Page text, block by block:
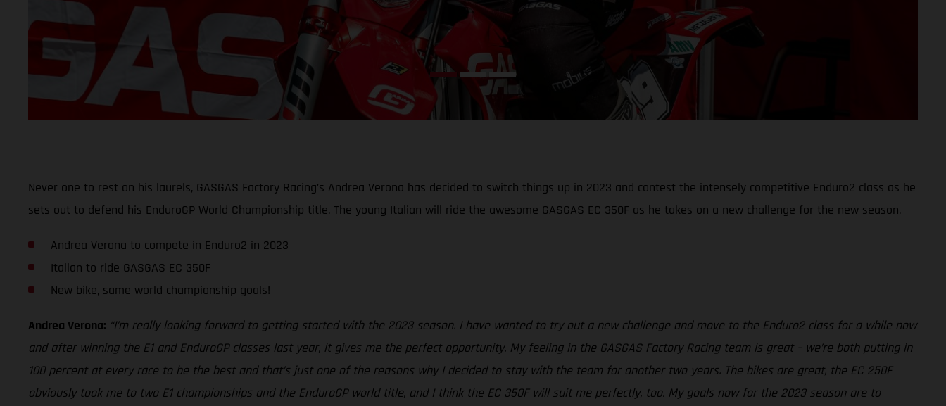
Never one to rest on his laurels, GASGAS Factory Racing’s Andrea Verona has decided to switch things up in 2023 and contest the intensely competitive Enduro2 class as he
sets out to defend his EnduroGP World Championship title. The young Italian will ride the awesome GASGAS EC 350F as he takes on a new challenge for the new season.
Andrea Verona to compete in Enduro2 in 2023
Italian to ride GASGAS EC 350F
New bike, same world championship goals!
Andrea Verona: “I’m really looking forward to getting started with the 2023 season. I have wanted to try out a new challenge and move to the Enduro2 class for a while now
and after winning the E1 and EnduroGP classes last year, it gives me the perfect opportunity. My feeling in the GASGAS Factory Racing team is great – we’re both putting in
100 percent at every race to be the best and that’s just one of the reasons why I decided to stay with the team for another two years. The bikes are great, the EC 250F
obviously took me to two E1 championships and the EnduroGP world title, and I think the EC 350F will suit me perfectly, too. My goals now for the 2023 season are to